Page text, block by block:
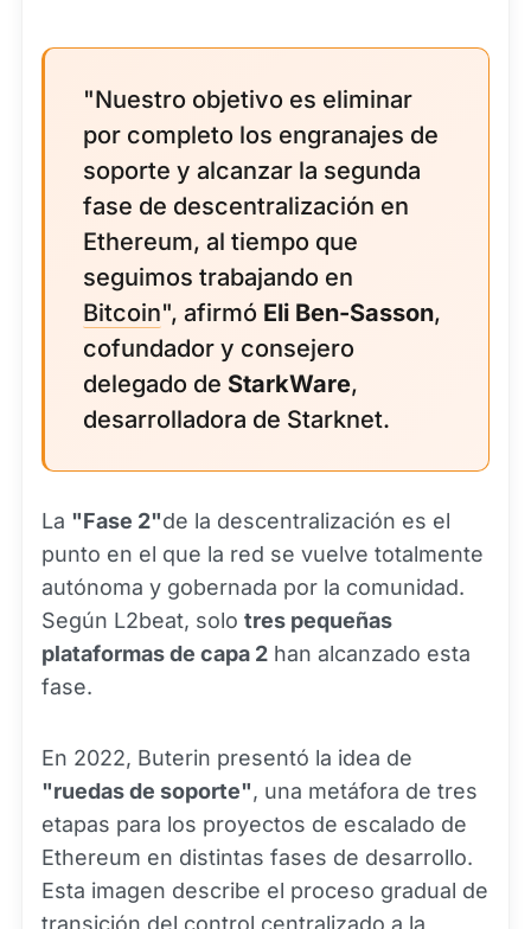
"Nuestro objetivo es eliminar
por completo los engranajes de
soporte y alcanzar la segunda
fase de descentralización en
Ethereum, al tiempo que
seguimos trabajando en
Bitcoin", afirmó Eli Ben-Sasson,
cofundador y consejero
delegado de StarkWare,
desarrolladora de Starknet.
La "Fase 2"de la descentralización es el
punto en el que la red se vuelve totalmente
autónoma y gobernada por la comunidad.
Según L2beat, solo tres pequeñas
plataformas de capa 2 han alcanzado esta
fase.
En 2022, Buterin presentó la idea de
"ruedas de soporte", una metáfora de tres
etapas para los proyectos de escalado de
Ethereum en distintas fases de desarrollo.
Esta imagen describe el proceso gradual de
transición del control centralizado a la